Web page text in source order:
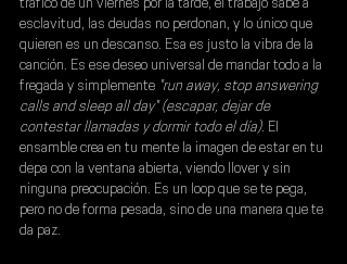
tráfico de un viernes por la tarde, el trabajo sabe a
esclavitud, las deudas no perdonan, y lo único que
quieren es un descanso. Esa es justo la vibra de la
canción. Es ese deseo universal de mandar todo a la
fregada y simplemente "run away, stop answering
calls and sleep all day" (escapar, dejar de
contestar llamadas y dormir todo el día). El
ensamble crea en tu mente la imagen de estar en tu
depa con la ventana abierta, viendo llover y sin
ninguna preocupación. Es un loop que se te pega,
pero no de forma pesada, sino de una manera que te
da paz.